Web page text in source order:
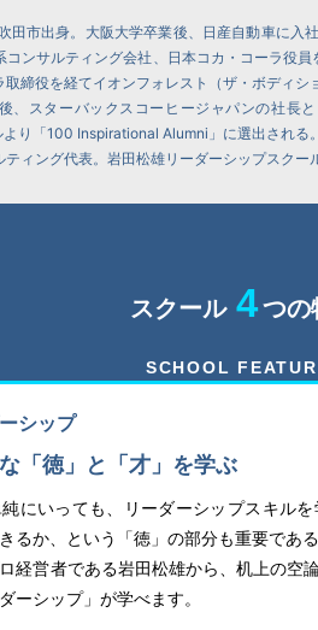
田市出身。大阪大学卒業後、日産自動車に入
コンサルティング会社、日本コカ・コーラ役
取締役を経てイオンフォレスト（ザ・ボディ
、スターバックスコーヒージャパンの社長
り「100 Inspirational Alumni」に選出される
ィング代表。岩田松雄リーダーシップスクー
スクール 4つの
SCHOOL
シップ
「徳」と「才」を学ぶ
にいっても、リーダーシップスキル
るか、という「徳」の部分も重要である
経営者である岩田松雄から、机上の空
ーシップ」が学べます。